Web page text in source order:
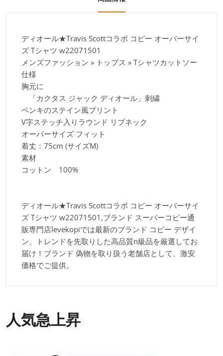
ディオール★Travis Scottコラボ コピー オーバーサイ
ズ Tシャツ w22071501
メンズファッション » トップス » Tシャツカットソー
仕様
胸元に
「カクタス ジャック ディオール」刺繍
ペンキのステイン風プリント
V字ステッチ入りラウンド リブネック
オーバーサイズ フィット
着丈：75cm (サイズM)
素材
コットン 100%
ディオール★Travis Scottコラボ コピー オーバーサイ
ズ Tシャツ w22071501,ブランド スーパーコピー通
販専門店levekopiでは最新のブランド コピー デザイ
ン、トレンドを先取りした高品質n級品を厳選してお
届け！ブランド 偽物を取り扱う老舗店として、激安
価格でご提供。
人気急上昇